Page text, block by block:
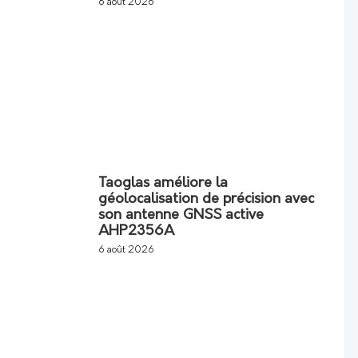
6 août 2026
Taoglas améliore la
géolocalisation de précision avec
son antenne GNSS active
AHP2356A
6 août 2026